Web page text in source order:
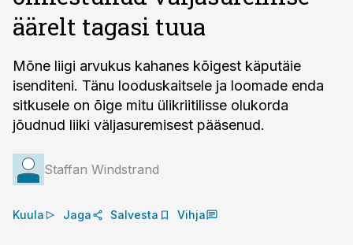
äärelt tagasi tuua
Mõne liigi arvukus kahanes kõigest käputäie
isenditeni. Tänu looduskaitsele ja loomade enda
sitkusele on õige mitu ülikriitilisse olukorda
jõudnud liiki väljasuremisest pääsenud.
Staffan Windstrand
Kuula Jaga Salvesta Vihja